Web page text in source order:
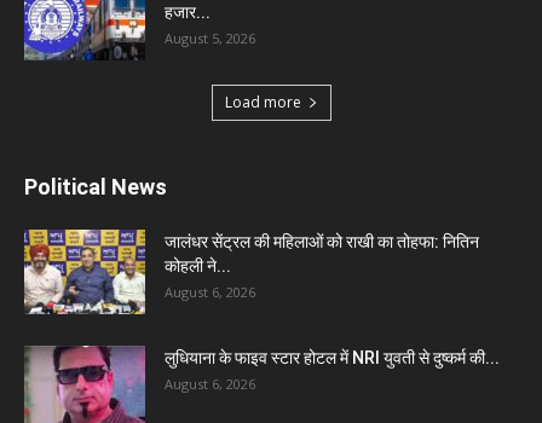
हजार...
August 5, 2026
Load more
Political News
जालंधर सेंट्रल की महिलाओं को राखी का तोहफा: नितिन
कोहली ने...
August 6, 2026
लुधियाना के फाइव स्टार होटल में NRI युवती से दुष्कर्म की...
August 6, 2026